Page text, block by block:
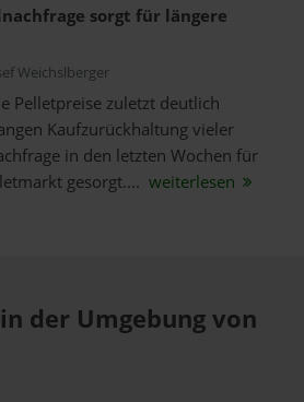
sorgt für längere
Weichslberger
Pelletpreise zuletzt deutlich
Kaufzurückhaltung vieler
in den letzten Wochen für
gesorgt.... weiterlesen
der Umgebung von